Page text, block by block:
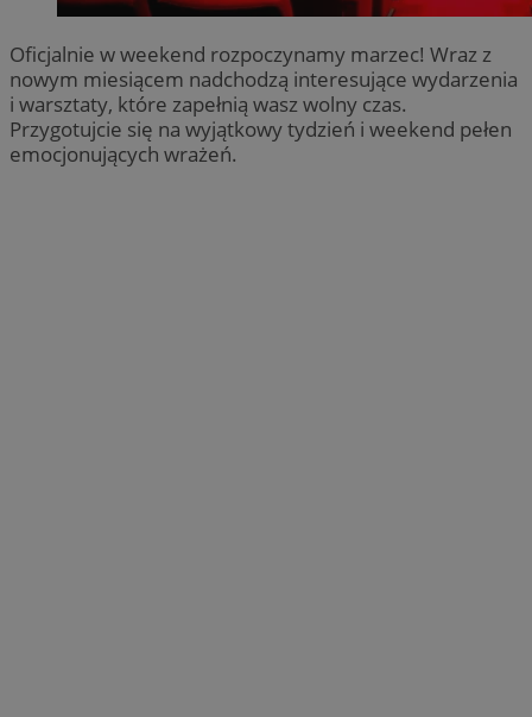
Oficjalnie w weekend rozpoczynamy marzec! Wraz z
nowym miesiącem nadchodzą interesujące wydarzenia
i warsztaty, które zapełnią wasz wolny czas.
Przygotujcie się na wyjątkowy tydzień i weekend pełen
emocjonujących wrażeń.